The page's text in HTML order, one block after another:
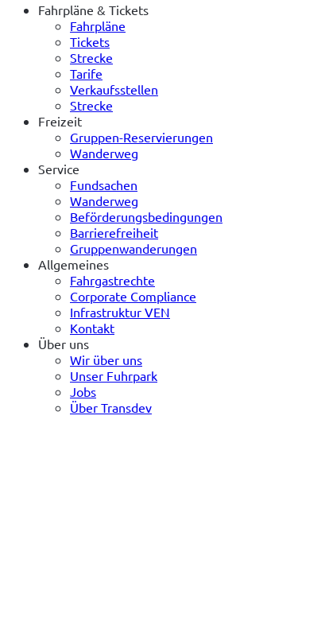
Fahrpläne & Tickets
Fahrpläne
Tickets
Strecke
Tarife
Verkaufsstellen
Strecke
Freizeit
Gruppen-Reservierungen
Wanderweg
Service
Fundsachen
Wanderweg
Beförderungsbedingungen
Barrierefreiheit
Gruppenwanderungen
Allgemeines
Fahrgastrechte
Corporate Compliance
Infrastruktur VEN
Kontakt
Über uns
Wir über uns
Unser Fuhrpark
Jobs
Über Transdev